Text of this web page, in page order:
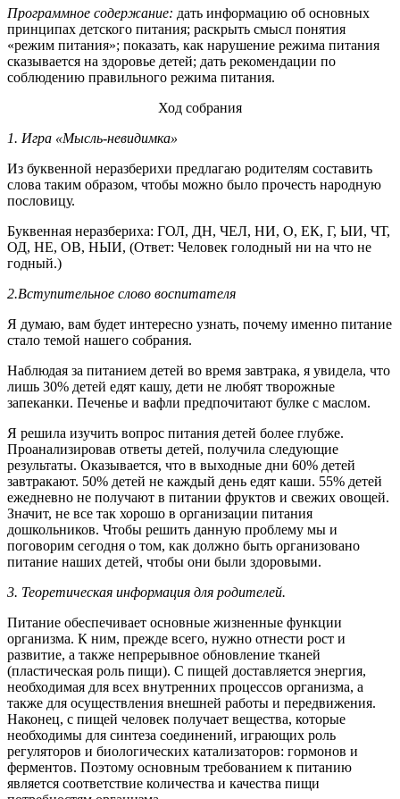
Программное содержание: дать информацию об основных
принципах детского питания; раскрыть смысл понятия
«режим питания»; показать, как нарушение режима питания
сказывается на здоровье детей; дать рекомендации по
соблюдению правильного режима питания.
Ход собрания
1. Игра «Мысль-невидимка»
Из буквенной неразберихи предлагаю родителям составить
слова таким образом, чтобы можно было прочесть народную
пословицу.
Буквенная неразбериха: ГОЛ, ДН, ЧЕЛ, НИ, О, ЕК, Г, ЫИ, ЧТ,
ОД, НЕ, ОВ, НЫИ, (Ответ: Человек голодный ни на что не
годный.)
2.Вступительное слово воспитателя
Я думаю, вам будет интересно узнать, почему именно питание
стало темой нашего собрания.
Наблюдая за питанием детей во время завтрака, я увидела, что
лишь 30% детей едят кашу, дети не любят творожные
запеканки. Печенье и вафли предпочитают булке с маслом.
Я решила изучить вопрос питания детей более глубже.
Проанализировав ответы детей, получила следующие
результаты. Оказывается, что в выходные дни 60% детей
завтракают. 50% детей не каждый день едят каши. 55% детей
ежедневно не получают в питании фруктов и свежих овощей.
Значит, не все так хорошо в организации питания
дошкольников. Чтобы решить данную проблему мы и
поговорим сегодня о том, как должно быть организовано
питание наших детей, чтобы они были здоровыми.
3. Теоретическая информация для родителей.
Питание обеспечивает основные жизненные функции
организма. К ним, прежде всего, нужно отнести рост и
развитие, а также непрерывное обновление тканей
(пластическая роль пищи). С пищей доставляется энергия,
необходимая для всех внутренних процессов организма, а
также для осуществления внешней работы и передвижения.
Наконец, с пищей человек получает вещества, которые
необходимы для синтеза соединений, играющих роль
регуляторов и биологических катализаторов: гормонов и
ферментов. Поэтому основным требованием к питанию
является соответствие количества и качества пищи